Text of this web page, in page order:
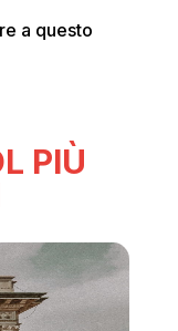
a questo
PIÙ